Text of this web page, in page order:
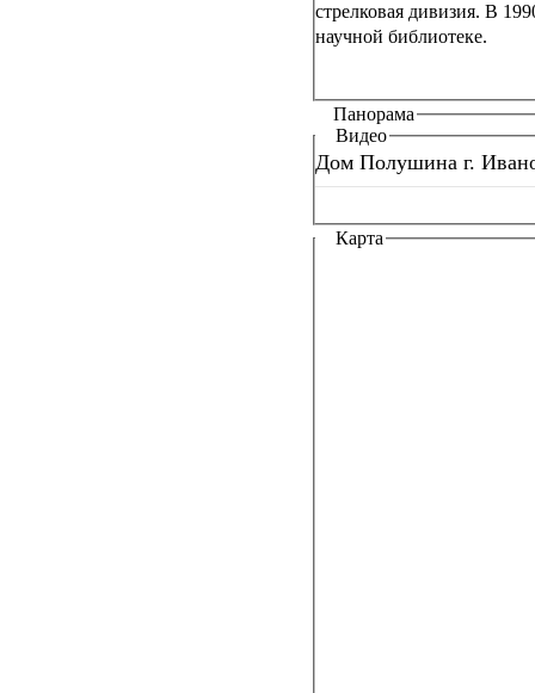
стрелковая дивизия. В
научной библиотеке.
Панорама
Видео
Дом Полушина г.
Карта